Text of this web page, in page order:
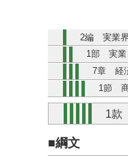
2編 実業界
1部 実業
7章 経
1節
1款
■綱文